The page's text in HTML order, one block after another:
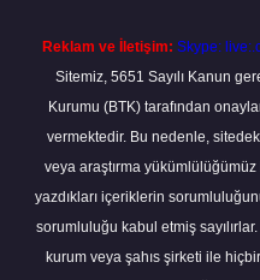
Reklam ve İletişim: Skype:
Sitemiz, 5651 Sayılı Kanun
Kurumu (BTK) tarafından
vermektedir. Bu nedenle,
veya araştırma
yazdıkları içeriklerin
sorumluluğu kabul etmiş
kurum veya şahıs şirketi ile